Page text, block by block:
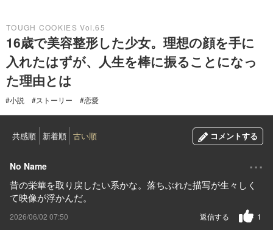
TOUGH COOKIES Vol.65
16歳で美容整形した少女。理想の顔を手に
入れたはずが、人生を棒に振ることになっ
た理由とは
#小説 #ストーリー #恋愛
共感順 新着順 古い順 コメントする
No Name ...
昔の栄華を取り戻したい系かな。落ちぶれた描写が生々しく
て映像が浮かんだ。
2026/06/02 07:50 1
返信する